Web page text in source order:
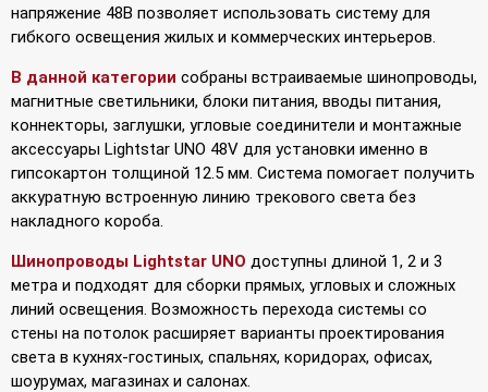
напряжение 48В позволяет использовать систему для
гибкого освещения жилых и коммерческих интерьеров.
В данной категории собраны встраиваемые шинопроводы,
магнитные светильники, блоки питания, вводы питания,
коннекторы, заглушки, угловые соединители и монтажные
аксессуары Lightstar UNO 48V для установки именно в
гипсокартон толщиной 12.5 мм. Система помогает получить
аккуратную встроенную линию трекового света без
накладного короба.
Шинопроводы Lightstar UNO доступны длиной 1, 2 и 3
метра и подходят для сборки прямых, угловых и сложных
линий освещения. Возможность перехода системы со
стены на потолок расширяет варианты проектирования
света в кухнях-гостиных, спальнях, коридорах, офисах,
шоурумах, магазинах и салонах.